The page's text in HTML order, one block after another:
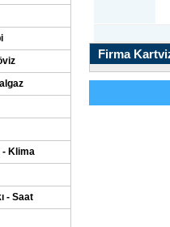
- Klima
- Saat
Firma